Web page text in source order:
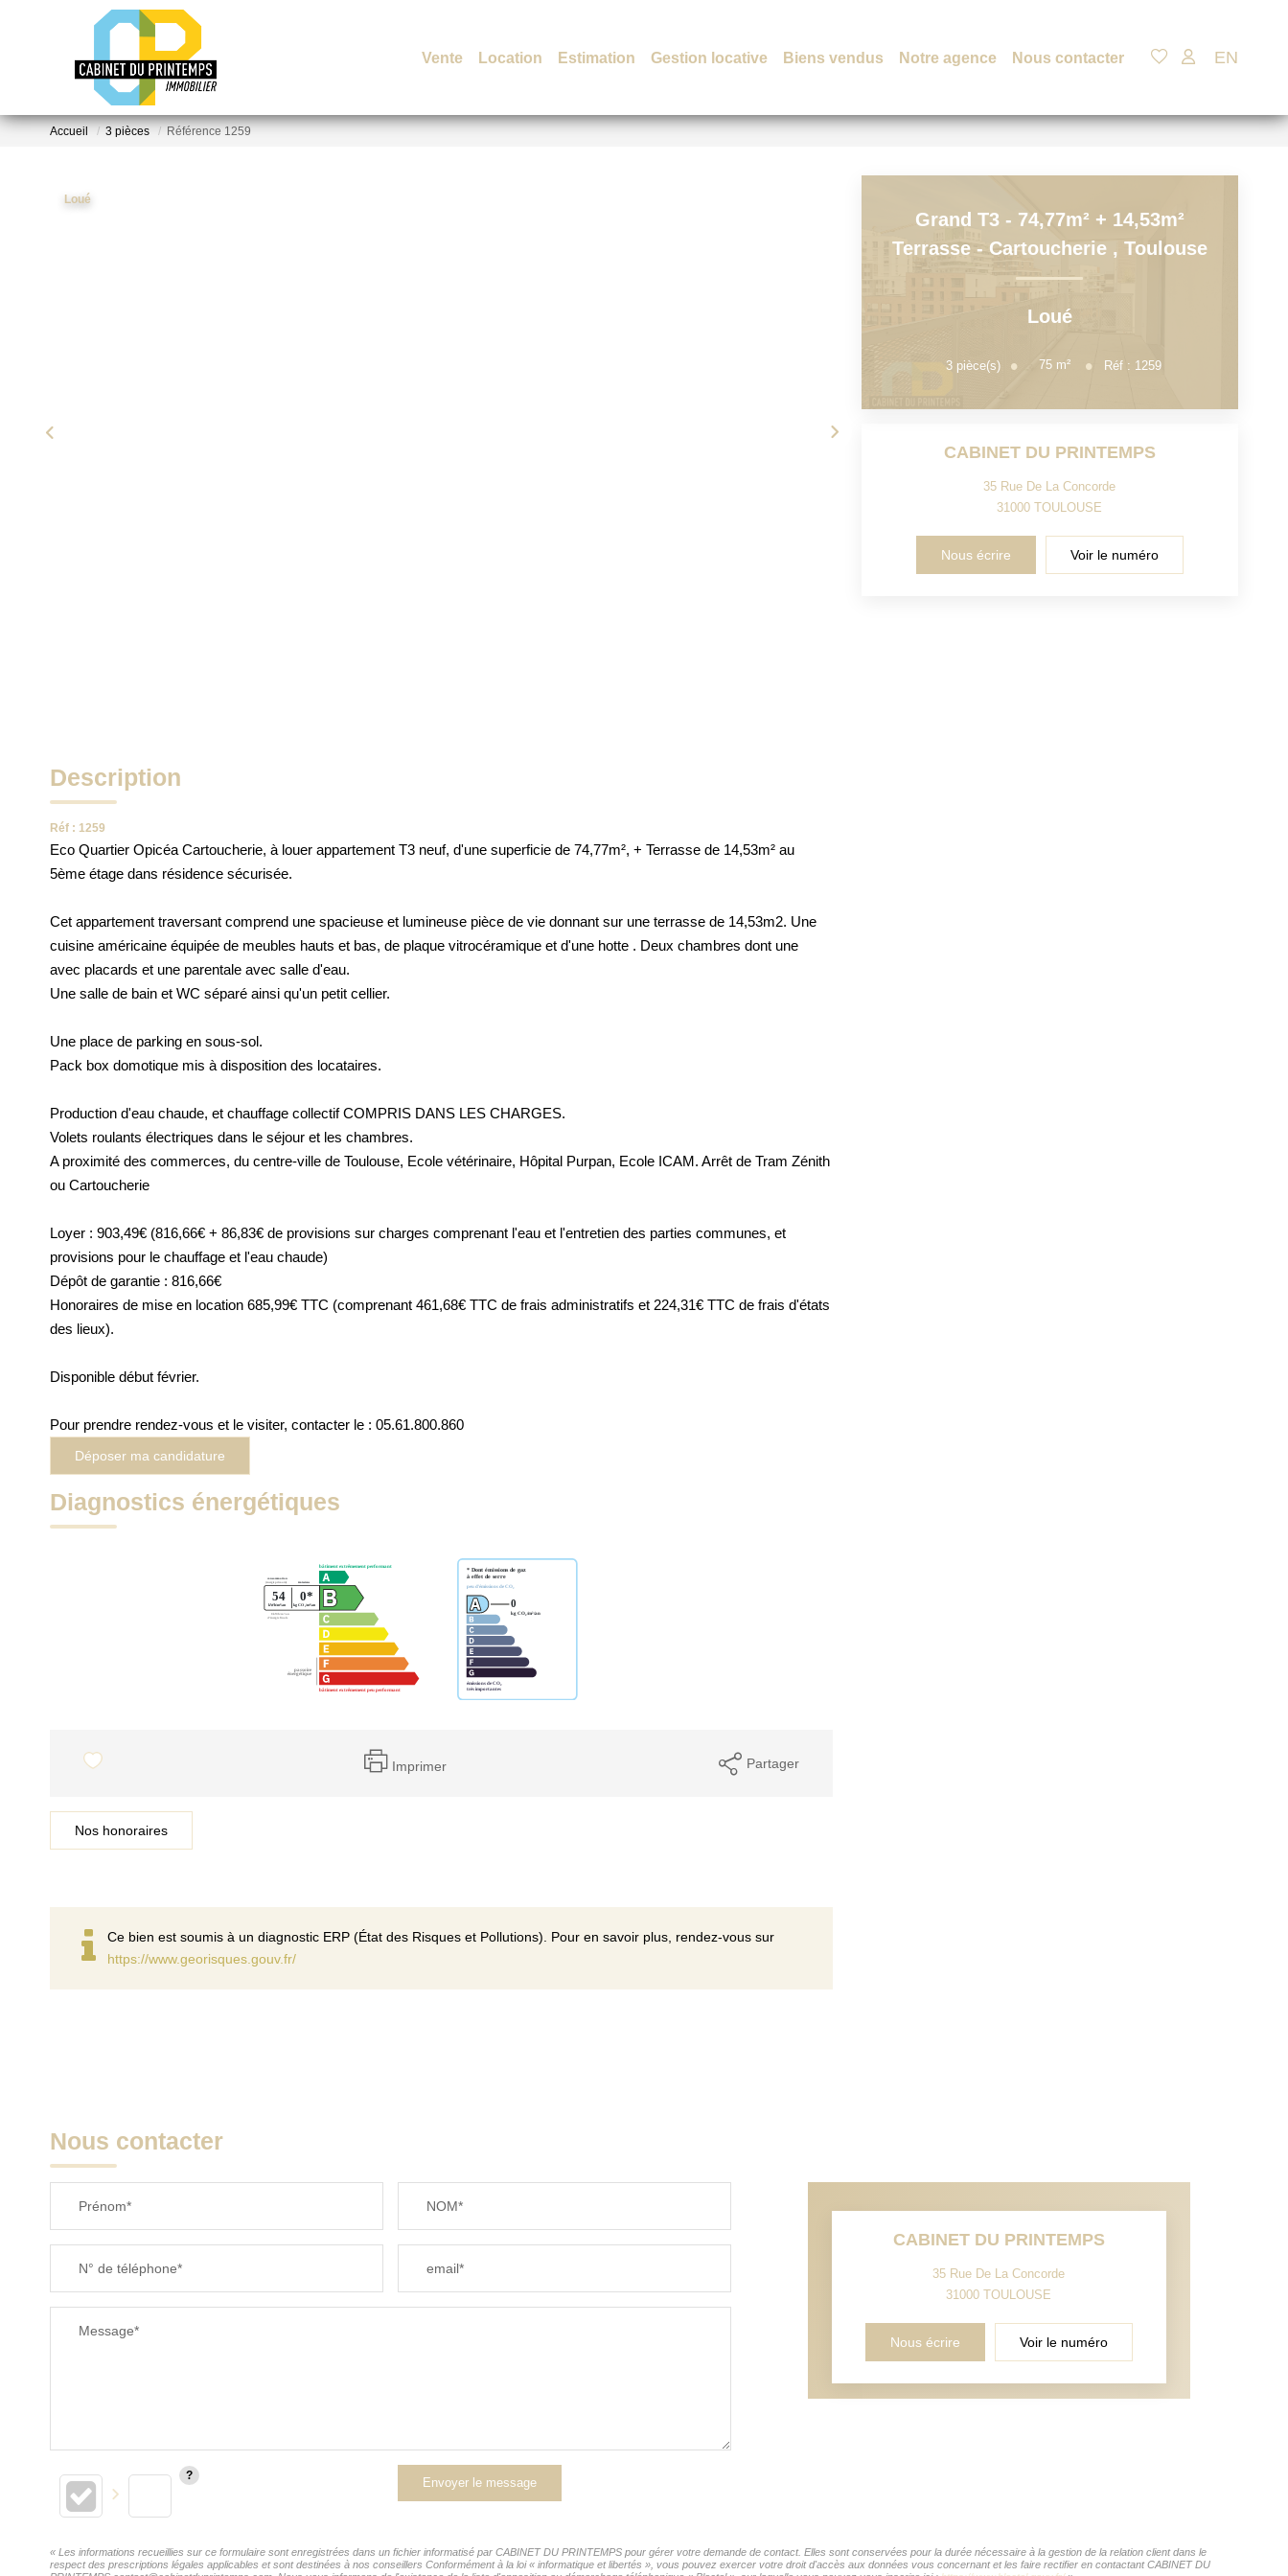
Vente Location Estimation Gestion locative Biens vendus Notre agence Nous contacter EN
Accueil 3 pièces Référence 1259
Loué
Description
Réf : 1259
Eco Quartier Opicéa Cartoucherie, à louer appartement T3 neuf, d'une superficie de 74,77m², + Terrasse de 14,53m² au
5ème étage dans résidence sécurisée.
Cet appartement traversant comprend une spacieuse et lumineuse pièce de vie donnant sur une terrasse de 14,53m2. Une
cuisine américaine équipée de meubles hauts et bas, de plaque vitrocéramique et d'une hotte . Deux chambres dont une
avec placards et une parentale avec salle d'eau.
Une salle de bain et WC séparé ainsi qu'un petit cellier.
Une place de parking en sous-sol.
Pack box domotique mis à disposition des locataires.
Production d'eau chaude, et chauffage collectif COMPRIS DANS LES CHARGES.
Volets roulants électriques dans le séjour et les chambres.
A proximité des commerces, du centre-ville de Toulouse, Ecole vétérinaire, Hôpital Purpan, Ecole ICAM. Arrêt de Tram Zénith
ou Cartoucherie
Loyer : 903,49€ (816,66€ + 86,83€ de provisions sur charges comprenant l'eau et l'entretien des parties communes, et
provisions pour le chauffage et l'eau chaude)
Dépôt de garantie : 816,66€
Honoraires de mise en location 685,99€ TTC (comprenant 461,68€ TTC de frais administratifs et 224,31€ TTC de frais d'états
des lieux).
Disponible début février.
Pour prendre rendez-vous et le visiter, contacter le : 05.61.800.860
Déposer ma candidature
Diagnostics énergétiques
Imprimer Partager
Nos honoraires
Ce bien est soumis à un diagnostic ERP (État des Risques et Pollutions). Pour en savoir plus, rendez-vous sur
https://www.georisques.gouv.fr/
Grand T3 - 74,77m² + 14,53m²
Terrasse - Cartoucherie , Toulouse
Loué
3 pièce(s) 75 m² Réf : 1259
CABINET DU PRINTEMPS
35 Rue De La Concorde
31000TOULOUSE
Nous écrire Voir le numéro
Nous contacter
Prénom* NOM*
N° de téléphone* email*
Message*
Envoyer le message
CABINET DU PRINTEMPS
35 Rue De La Concorde
31000TOULOUSE
Nous écrire Voir le numéro
« Les informations recueillies sur ce formulaire sont enregistrées dans un fichier informatisé par CABINET DU PRINTEMPS pour gérer votre demande de contact. Elles sont conservées pour la durée nécessaire à la gestion de la relation client dans le
respect des prescriptions légales applicables et sont destinées à nos conseillers Conformément à la loi « informatique et libertés », vous pouvez exercer votre droit d'accès aux données vous concernant et les faire rectifier en contactant CABINET DU